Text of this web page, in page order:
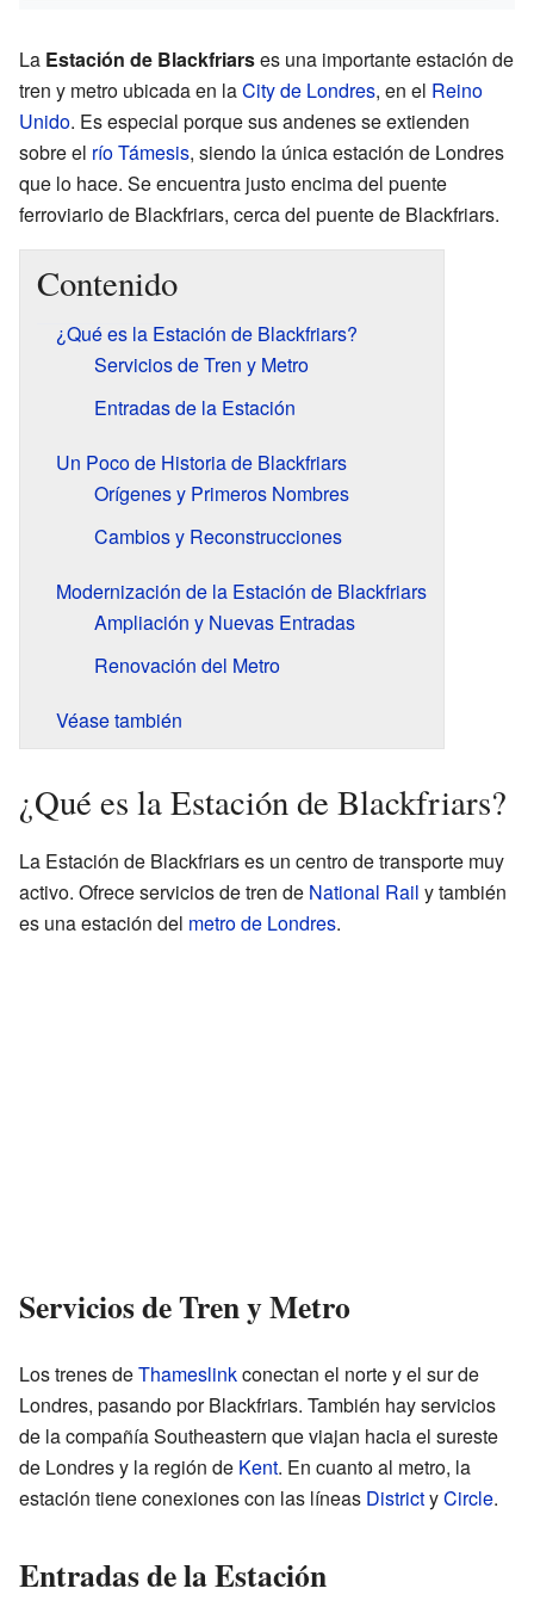
La Estación de Blackfriarses una importante estación de
tren y metro ubicada en laCity de Londres, en el Reino
Unido. Es especial porque sus andenes se extienden
sobre el río Támesis, siendo la única estación de Londres
que lo hace. Se encuentra justo encima del puente
ferroviario de Blackfriars, cerca del puente de Blackfriars.
Contenido
¿Qué es la Estación de Blackfriars?
Servicios de Tren y Metro
Entradas de la Estación
Un Poco de Historia de Blackfriars
Orígenes y Primeros Nombres
Cambios y Reconstrucciones
Modernización de la Estación de Blackfriars
Ampliación y Nuevas Entradas
Renovación del Metro
Véase también
¿Qué es la Estación de Blackfriars?
La Estación de Blackfriars es un centro de transporte muy
activo. Ofrece servicios de tren de National Rail y también
es una estación del metro de Londres.
Servicios de Tren y Metro
Los trenes deThameslinkconectan el norte y el sur de
Londres, pasando por Blackfriars. También hay servicios
de la compañía Southeastern que viajan hacia el sureste
de Londres y la región de Kent. En cuanto al metro, la
estación tiene conexiones con las líneas DistrictyCircle.
Entradas de la Estación